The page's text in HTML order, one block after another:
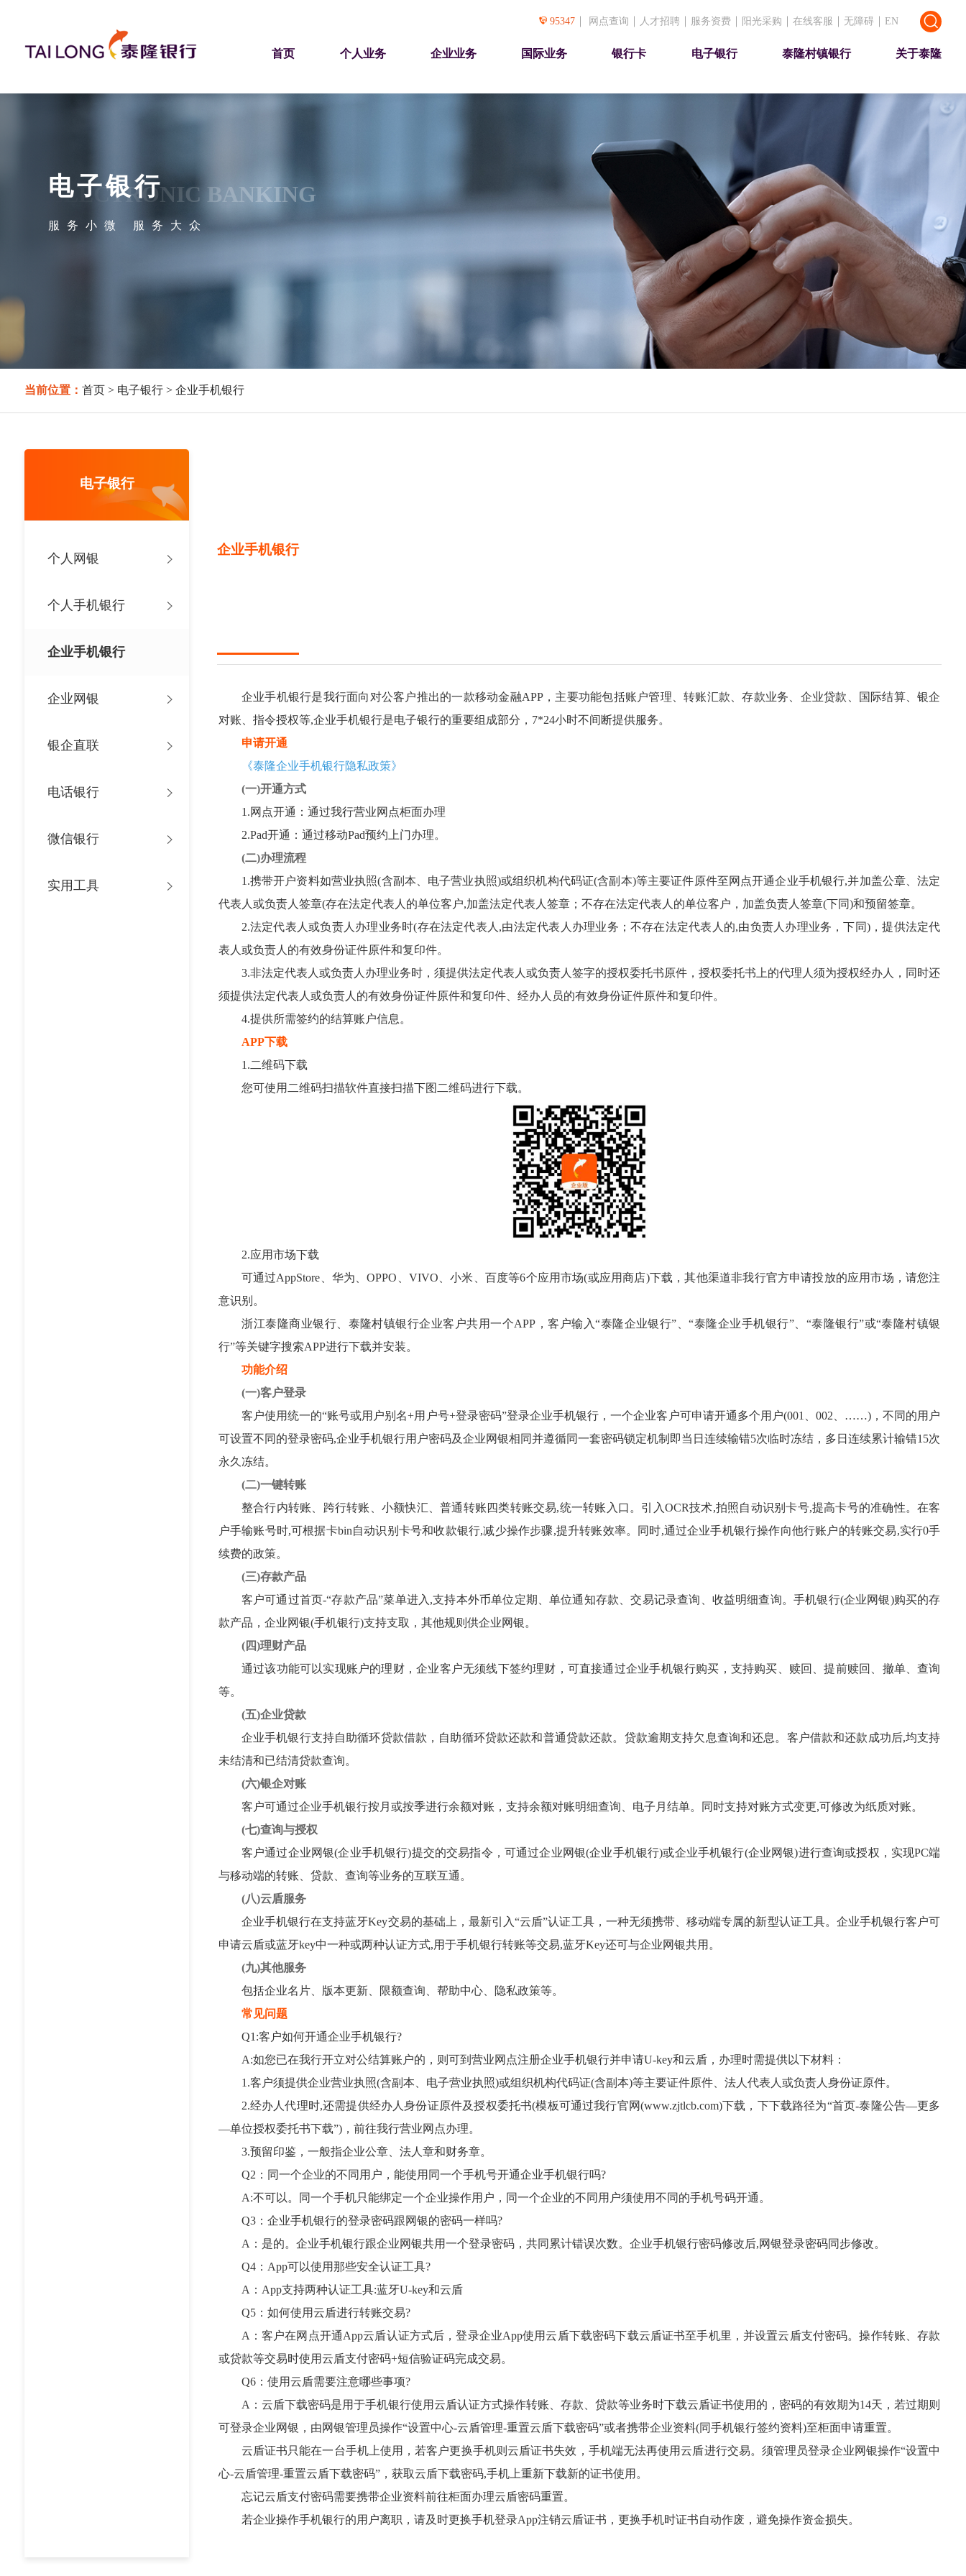
95347 网点查询 人才招聘 服务资费 阳光采购 在线客服 无障碍 EN
首页 个人业务 企业业务 国际业务 银行卡 电子银行 泰隆村镇银行 关于泰隆
电子银行
ELECTRONIC BANKING
服务小微 服务大众
当前位置： 首页> 电子银行> 企业手机银行
电子银行
个人网银
个人手机银行
企业手机银行
企业网银
银企直联
电话银行
微信银行
实用工具
企业手机银行
企业手机银行是我行面向对公客户推出的一款移动金融APP，主要功能包括账户管理、转账汇款、存款业务、企业贷款、国际结算、银企
对账、指令授权等,企业手机银行是电子银行的重要组成部分，7*24小时不间断提供服务。
申请开通
《泰隆企业手机银行隐私政策》
(一)开通方式
1.网点开通：通过我行营业网点柜面办理
2.Pad开通：通过移动Pad预约上门办理。
(二)办理流程
1.携带开户资料如营业执照(含副本、电子营业执照)或组织机构代码证(含副本)等主要证件原件至网点开通企业手机银行,并加盖公章、法定
代表人或负责人签章(存在法定代表人的单位客户,加盖法定代表人签章；不存在法定代表人的单位客户，加盖负责人签章(下同)和预留签章。
2.法定代表人或负责人办理业务时(存在法定代表人,由法定代表人办理业务；不存在法定代表人的,由负责人办理业务，下同)，提供法定代
表人或负责人的有效身份证件原件和复印件。
3.非法定代表人或负责人办理业务时，须提供法定代表人或负责人签字的授权委托书原件，授权委托书上的代理人须为授权经办人，同时还
须提供法定代表人或负责人的有效身份证件原件和复印件、经办人员的有效身份证件原件和复印件。
4.提供所需签约的结算账户信息。
APP下载
1.二维码下载
您可使用二维码扫描软件直接扫描下图二维码进行下载。
2.应用市场下载
可通过AppStore、华为、OPPO、VIVO、小米、百度等6个应用市场(或应用商店)下载，其他渠道非我行官方申请投放的应用市场，请您注
意识别。
浙江泰隆商业银行、泰隆村镇银行企业客户共用一个APP，客户输入“泰隆企业银行”、“泰隆企业手机银行”、“泰隆银行”或“泰隆村镇银
行”等关键字搜索APP进行下载并安装。
功能介绍
(一)客户登录
客户使用统一的“账号或用户别名+用户号+登录密码”登录企业手机银行，一个企业客户可申请开通多个用户(001、002、……)，不同的用户
可设置不同的登录密码,企业手机银行用户密码及企业网银相同并遵循同一套密码锁定机制即当日连续输错5次临时冻结，多日连续累计输错15次
永久冻结。
(二)一键转账
整合行内转账、跨行转账、小额快汇、普通转账四类转账交易,统一转账入口。引入OCR技术,拍照自动识别卡号,提高卡号的准确性。在客
户手输账号时,可根据卡bin自动识别卡号和收款银行,减少操作步骤,提升转账效率。同时,通过企业手机银行操作向他行账户的转账交易,实行0手
续费的政策。
(三)存款产品
客户可通过首页-“存款产品”菜单进入,支持本外币单位定期、单位通知存款、交易记录查询、收益明细查询。手机银行(企业网银)购买的存
款产品，企业网银(手机银行)支持支取，其他规则供企业网银。
(四)理财产品
通过该功能可以实现账户的理财，企业客户无须线下签约理财，可直接通过企业手机银行购买，支持购买、赎回、提前赎回、撤单、查询
等。
(五)企业贷款
企业手机银行支持自助循环贷款借款，自助循环贷款还款和普通贷款还款。贷款逾期支持欠息查询和还息。客户借款和还款成功后,均支持
未结清和已结清贷款查询。
(六)银企对账
客户可通过企业手机银行按月或按季进行余额对账，支持余额对账明细查询、电子月结单。同时支持对账方式变更,可修改为纸质对账。
(七)查询与授权
客户通过企业网银(企业手机银行)提交的交易指令，可通过企业网银(企业手机银行)或企业手机银行(企业网银)进行查询或授权，实现PC端
与移动端的转账、贷款、查询等业务的互联互通。
(八)云盾服务
企业手机银行在支持蓝牙Key交易的基础上，最新引入“云盾”认证工具，一种无须携带、移动端专属的新型认证工具。企业手机银行客户可
申请云盾或蓝牙key中一种或两种认证方式,用于手机银行转账等交易,蓝牙Key还可与企业网银共用。
(九)其他服务
包括企业名片、版本更新、限额查询、帮助中心、隐私政策等。
常见问题
Q1:客户如何开通企业手机银行?
A:如您已在我行开立对公结算账户的，则可到营业网点注册企业手机银行并申请U-key和云盾，办理时需提供以下材料：
1.客户须提供企业营业执照(含副本、电子营业执照)或组织机构代码证(含副本)等主要证件原件、法人代表人或负责人身份证原件。
2.经办人代理时,还需提供经办人身份证原件及授权委托书(模板可通过我行官网(www.zjtlcb.com)下载，下下载路径为“首页-泰隆公告—更多
—单位授权委托书下载”)，前往我行营业网点办理。
3.预留印鉴，一般指企业公章、法人章和财务章。
Q2：同一个企业的不同用户，能使用同一个手机号开通企业手机银行吗?
A:不可以。同一个手机只能绑定一个企业操作用户，同一个企业的不同用户须使用不同的手机号码开通。
Q3：企业手机银行的登录密码跟网银的密码一样吗?
A：是的。企业手机银行跟企业网银共用一个登录密码，共同累计错误次数。企业手机银行密码修改后,网银登录密码同步修改。
Q4：App可以使用那些安全认证工具?
A：App支持两种认证工具:蓝牙U-key和云盾
Q5：如何使用云盾进行转账交易?
A：客户在网点开通App云盾认证方式后，登录企业App使用云盾下载密码下载云盾证书至手机里，并设置云盾支付密码。操作转账、存款
或贷款等交易时使用云盾支付密码+短信验证码完成交易。
Q6：使用云盾需要注意哪些事项?
A：云盾下载密码是用于手机银行使用云盾认证方式操作转账、存款、贷款等业务时下载云盾证书使用的，密码的有效期为14天，若过期则
可登录企业网银，由网银管理员操作“设置中心-云盾管理-重置云盾下载密码”或者携带企业资料(同手机银行签约资料)至柜面申请重置。
云盾证书只能在一台手机上使用，若客户更换手机则云盾证书失效，手机端无法再使用云盾进行交易。须管理员登录企业网银操作“设置中
心-云盾管理-重置云盾下载密码”，获取云盾下载密码,手机上重新下载新的证书使用。
忘记云盾支付密码需要携带企业资料前往柜面办理云盾密码重置。
若企业操作手机银行的用户离职，请及时更换手机登录App注销云盾证书，更换手机时证书自动作废，避免操作资金损失。